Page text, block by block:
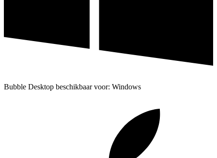
Bubble Desktop beschikbaar voor: Windows